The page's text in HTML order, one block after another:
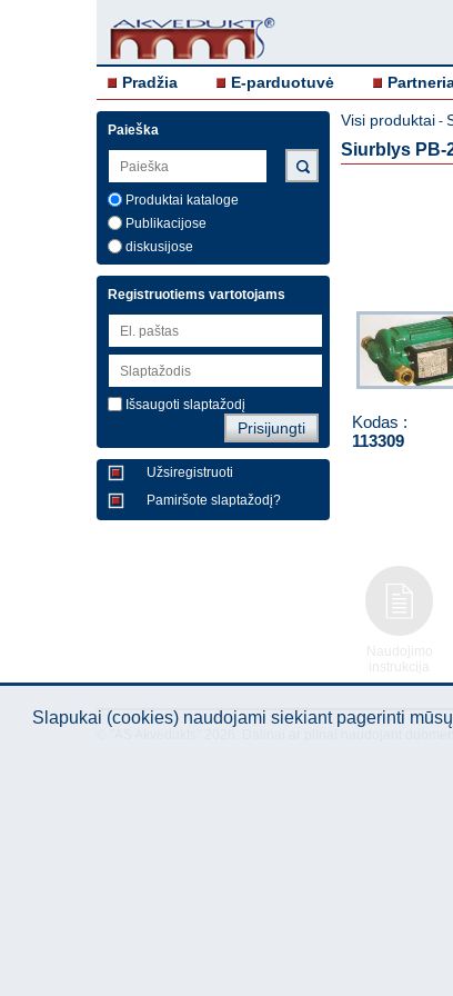
Pradžia E-parduotuvė
Paieška
Produktai kataloge
Publikacijose
diskusijose
Registruotiems vartotojams
Išsaugoti slaptažodį
Užsiregistruoti
Pamiršote slaptažodį?
Visi produktai -
Siurblys PB-
Kodas :
113309
Slapukai (cookies) naudojami siekiant pagerinti